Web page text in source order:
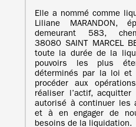
Elle a nommé comme
Liliane MARANDON,
demeurant 583,
38080 SAINT MARCEL
toute la durée de la
pouvoirs les plus
déterminés par la loi et
procéder aux
réaliser l’actif,
autorisé à continuer les
et à en engager de
besoins de la liquidation.